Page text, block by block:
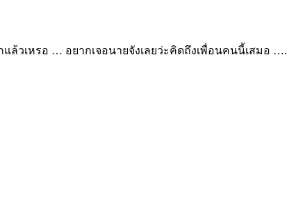
ล้วเหรอ … อยากเจอนายจังเลยว่ะคิดถึงเพื่อนคนนี้เสมอ ….